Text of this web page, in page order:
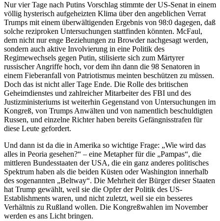
Nur vier Tage nach Putins Vorschlag stimmte der US-Senat in einem
völlig hysterisch aufgeheizten Klima über den angeblichen Verrat
Trumps mit einem überwältigenden Ergebnis von 98:0 dagegen, daß
solche reziproken Untersuchungen stattfinden könnten. McFaul,
dem nicht nur enge Beziehungen zu Browder nachgesagt werden,
sondern auch aktive Involvierung in eine Politik des
Regimewechsels gegen Putin, stilisierte sich zum Märtyrer
russischer Angriffe hoch, vor dem ihn dann die 98 Senatoren in
einem Fieberanfall von Patriotismus meinten beschützen zu müssen.
Doch das ist nicht aller Tage Ende. Die Rolle des britischen
Geheimdienstes und zahlreicher Mitarbeiter des FBI und des
Justizministeriums ist weiterhin Gegenstand von Untersuchungen im
Kongreß, von Trumps Anwälten und von namentlich beschuldigten
Russen, und einzelne Richter haben bereits Gefängnisstrafen für
diese Leute gefordert.
Und dann ist da die in Amerika so wichtige Frage: „Wie wird das
alles in Peoria gesehen?“ – eine Metapher für die „Pampas“, die
mittleren Bundesstaaten der USA, die ein ganz anderes politisches
Spektrum haben als die beiden Küsten oder Washington innerhalb
des sogenannten „Beltway“. Die Mehrheit der Bürger dieser Staaten
hat Trump gewählt, weil sie die Opfer der Politik des US-
Establishments waren, und nicht zuletzt, weil sie ein besseres
Verhältnis zu Rußland wollen. Die Kongreßwahlen im November
werden es ans Licht bringen.